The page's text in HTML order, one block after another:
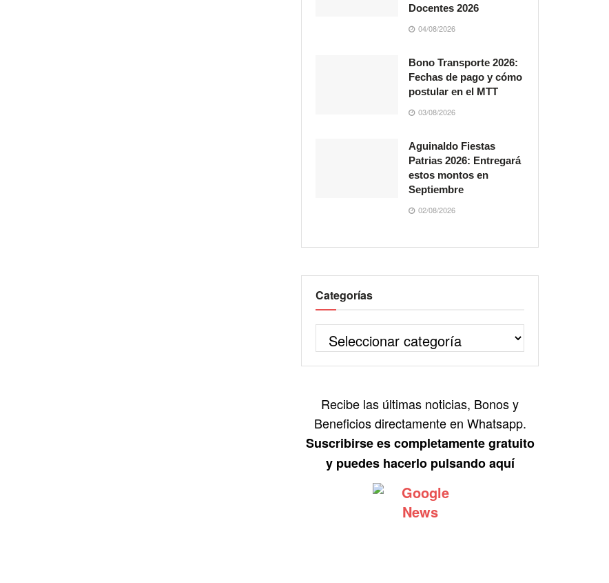
Docentes 2026
04/08/2026
Bono Transporte 2026:
Fechas de pago y cómo
postular en el MTT
03/08/2026
Aguinaldo Fiestas
Patrias 2026: Entregará
estos montos en
Septiembre
02/08/2026
Categorías
Recibe las últimas noticias, Bonos y
Beneficios directamente en Whatsapp.
Suscribirse es completamente gratuito
y puedes hacerlo pulsando aquí